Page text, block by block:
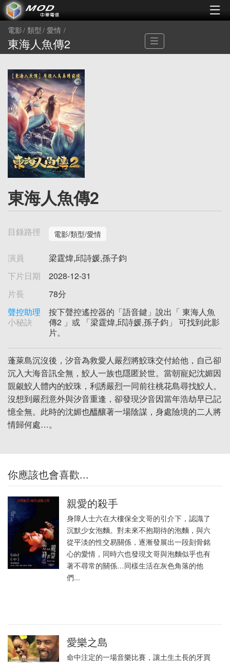
電影 類型 愛情
東海人魚傳2
東海人魚傳2
目錄路徑 電影/類型/愛情
演員
梁霆煒,邱詩媛,孫子鈞
下片日期
2028-12-31
片長
78分
聲控助理
小秘訣
按下聲控遙控器的「語音鍵」說出「 東海人魚
傳2 」或 「梁霆煒,邱詩媛,孫子鈞」 可找到此影
片。
蓬萊島沉沒後，汐音為救愛人嚴烈將鮫珠交付給他，自己卻
沉入大海音訊全無，鮫人一族也隱匿於世。當朝寵妃沈媚因
覬覦鮫人體內的鮫珠，利誘嚴烈一同前往桃花島尋找鮫人。
沒想到嚴烈意外與汐音重逢，卻發現汐音因當年浩劫早已記
憶全無。此時的沈媚也醞釀著一場陰謀，身處險境的二人將
情歸何處…。
你應該也會喜歡...
親愛的殺手
身障人士六在大樓保全文哥的引介下，認識了
沉默少女泡麵。對未來不抱期待的泡麵，與六
從平淡的性交易關係，逐漸發展出一段刻骨銘
心的愛情，同時六也發現文哥與泡麵似乎也有
著不尋常的關係…同樣生活在灰色角落的他
們...
愛樂之島
命中注定的一場音樂比賽，讓土生土長的牙買